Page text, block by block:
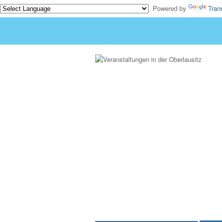
Powered by